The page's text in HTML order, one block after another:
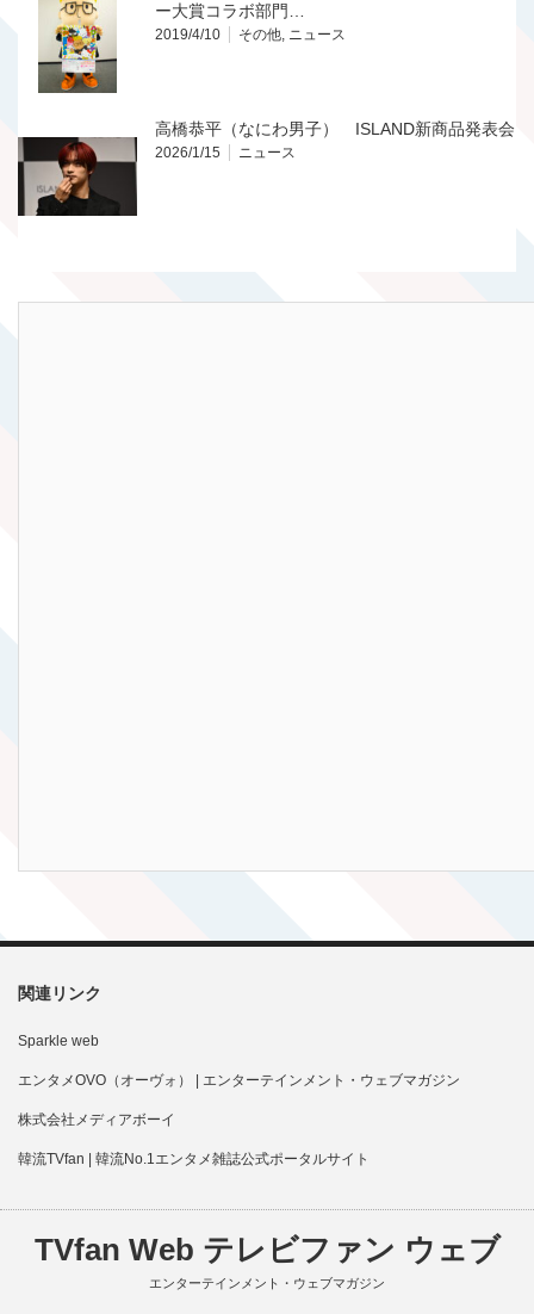
ー大賞コラボ部門…
2019/4/10 その他, ニュース
高橋恭平（なにわ男子） ISLAND新商品発表会
2026/1/15 ニュース
関連リンク
Sparkle web
エンタメOVO（オーヴォ） | エンターテインメント・ウェブマガジン
株式会社メディアボーイ
韓流TVfan | 韓流No.1エンタメ雑誌公式ポータルサイト
TVfan Web テレビファン ウェブ
エンターテインメント・ウェブマガジン